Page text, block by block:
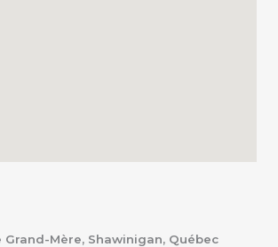
Grand-Mère, Shawinigan, Québec